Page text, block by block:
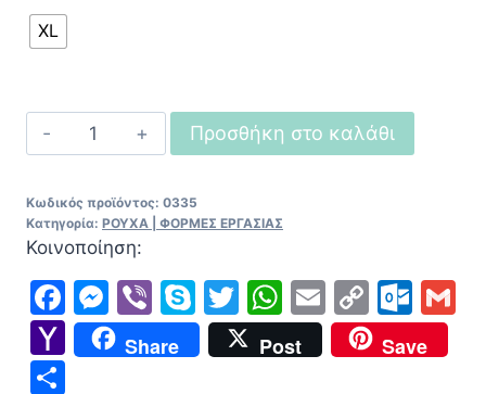
XL
Φόρμα
εργασίας
Plus
/
M2COM
ποσότητα
Προσθήκη στο καλάθι
Κωδικός προϊόντος: 0335
Κατηγορία: ΡΟΥΧΑ | ΦΟΡΜΕΣ ΕΡΓΑΣΙΑΣ
Κοινοποίηση:
Facebook
Messenger
ViberSkype
Twitter
WhatsApp
EmailCopy
Link
Yahoo
Mail
Share Post Save